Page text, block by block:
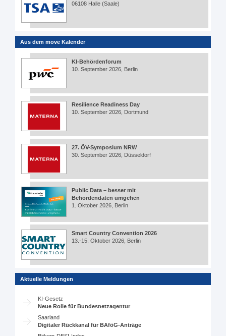
06108 Halle (Saale)
Aus dem move Kalender
KI-Behördenforum
10. September 2026, Berlin
Resilience Readiness Day
10. September 2026, Dortmund
27. ÖV-Symposium NRW
30. September 2026, Düsseldorf
Public Data – besser mit
Behördendaten umgehen
1. Oktober 2026, Berlin
Smart Country Convention 2026
13.-15. Oktober 2026, Berlin
Aktuelle Meldungen
KI-Gesetz
Neue Rolle für Bundesnetzagentur
Saarland
Digitaler Rückkanal für BAföG-Anträge